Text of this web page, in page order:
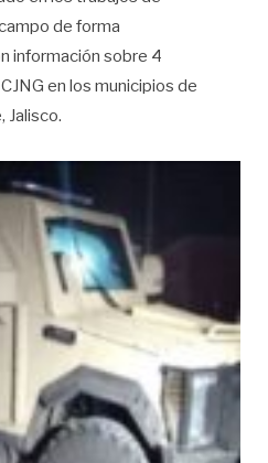
de forma
información sobre 4
en los municipios de
Jalisco.